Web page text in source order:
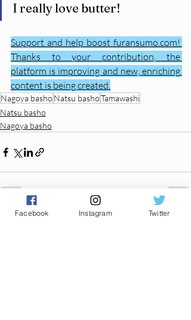
I really love butter!
Support and help boost furansumo.com!
Thanks to your contribution, the
platform is improving and new, enriching
content is being created.
Nagoya basho Natsu bashoTamawashi
Natsu basho
Nagoya basho
Voir tout
Facebook Instagram Twitter